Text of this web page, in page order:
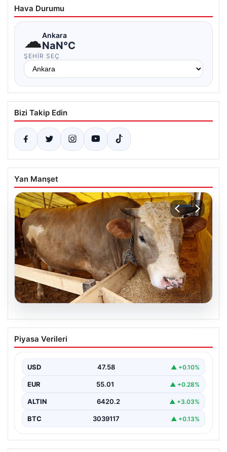
Hava Durumu
☁Ankara
NaN°C
ŞEHIR SEÇ
Bizi Takip Edin
Yan Manşet
05.08.2026
2026 Yılında Kurbanlık Fiyatları: İl İl
Güncel Fiyatlar ve Piyasa Analizi
merak ettiği konulardan biri olan kurbanlık fiyatları,…
Piyasa Verileri
USD 47.58 ▲ +0.10%
EUR 55.01 ▲ +0.28%
ALTIN 6420.2 ▲ +3.03%
BTC 3039117 ▲ +0.13%